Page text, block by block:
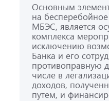
Основным
на
МБЭС, является
комплекса
исключению
Банка и его
противоправную
числе в
доходов,
путем, и